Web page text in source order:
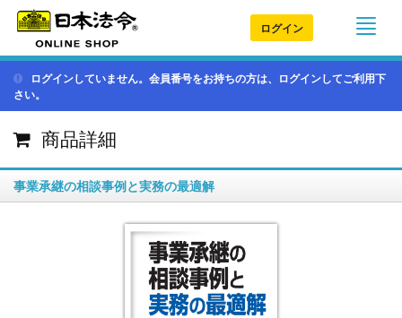
ログイン
ログインしていません。会員番号をお持ちの方は、ログインしてご利用下
さい。
商品詳細
事業承継の相談事例と実務の最適解